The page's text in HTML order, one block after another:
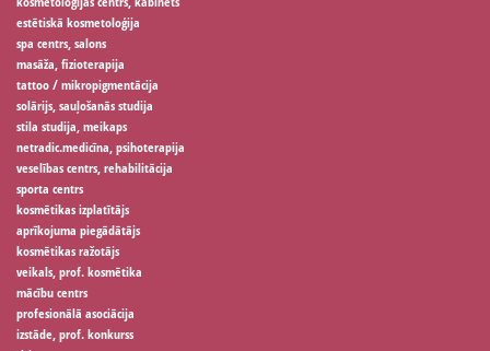
estētiskā kosmetoloģija
spa centrs, salons
masāža, fizioterapija
tattoo / mikropigmentācija
solārijs, sauļošanās studija
stila studija, meikaps
netradic.medicīna, psihoterapija
veselības centrs, rehabilitācija
sporta centrs
kosmētikas izplatītājs
aprīkojuma piegādātājs
kosmētikas ražotājs
veikals, prof. kosmētika
mācību centrs
profesionālā asociācija
izstāde, prof. konkurss